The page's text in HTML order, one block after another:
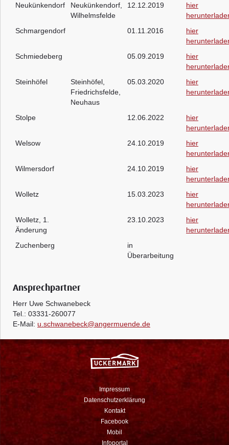
Neukünkendorf
Neukünkendorf,
Wilhelmsfelde
12.12.2019
hier
Schmargendorf
01.11.2016
hier
Schmiedeberg
05.09.2019
hier
Steinhöfel
Steinhöfel,
Friedrichsfelde,
Neuhaus
05.03.2020
hier
Stolpe 12.06.2022
hier
Welsow
24.10.2019
hier
Wilmersdorf
24.10.2019
hier
Wolletz
15.03.2023
hier
Wolletz, 1.
Änderung
23.10.2023
hier
Zuchenberg
in
Überarbeitung
Ansprechpartner
Herr Uwe Schwanebeck
Tel.: 03331-260077
E-Mail: u.schwanebeck@angermuende.de
Impressum
Datenschutzerklärung
Kontakt
Facebook
Mobil
Infoportal